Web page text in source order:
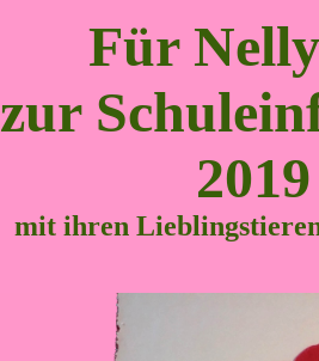
Für
zur
2019
mit ihren